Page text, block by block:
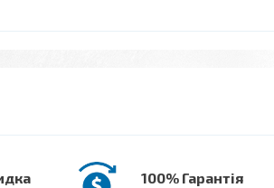
100% Гарантія